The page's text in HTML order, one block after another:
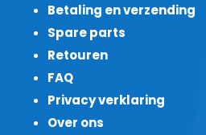
Betaling en verzending
Spare parts
Retouren
FAQ
Privacy verklaring
Over ons